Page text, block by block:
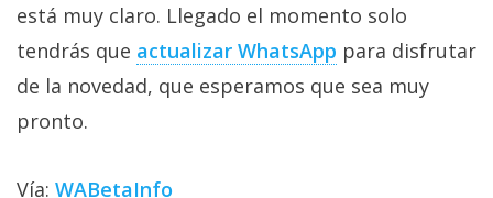
está muy claro. Llegado el momento solo
tendrás que actualizar WhatsApp para disfrutar
de la novedad, que esperamos que sea muy
pronto.
Vía: WABetaInfo